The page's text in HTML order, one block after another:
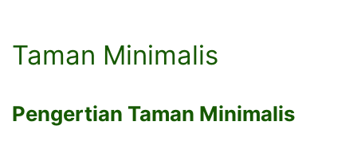
Taman Minimalis
Pengertian Taman Minimalis